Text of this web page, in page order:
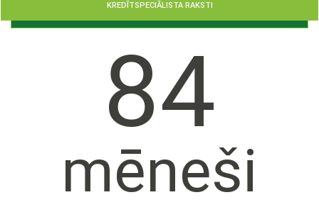
KREDĪTSPECIĀLISTA RAKSTI
84
mēneši